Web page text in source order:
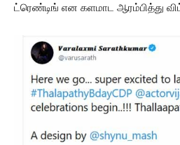
ட்ரெண்டிங் என களமாட ஆரம்பித்து